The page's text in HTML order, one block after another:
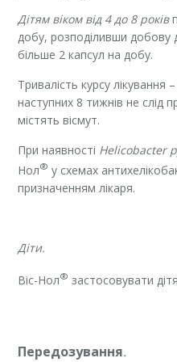
Дітям віком від 4 до 8 років
добу, розподіливши добову
більше 2 капсул на добу.
Тривалість курсу
наступних 8 тижнів не слід
містять вісмут.
При наявності Helicobacter
Нол® у схемах
призначенням лікаря.
Діти.
Віс-Нол® застосовувати
Передозування.